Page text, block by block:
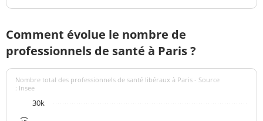
Comment évolue le nombre de
professionnels de santé à Paris ?
Nombre total des professionnels de santé libéraux à Paris - Source
: Insee
30k